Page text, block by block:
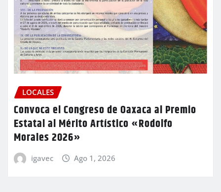
LOCALES
Convoca el Congreso de Oaxaca al Premio
Estatal al Mérito Artístico «Rodolfo
Morales 2026»
igavec Ago 1, 2026